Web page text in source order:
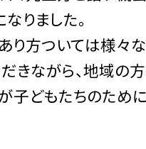
なりました。
り方ついては様々
きながら、地域の
どもたちのため